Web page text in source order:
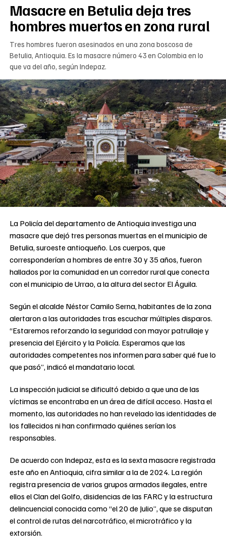
Masacre en Betulia deja tres
hombres muertos en zona rural
Tres hombres fueron asesinados en una zona boscosa de
Betulia, Antioquia. Es la masacre número 43 en Colombia en lo
que va del año, según Indepaz.
La Policía del departamento de Antioquia investiga una
masacre que dejó tres personas muertas en el municipio de
Betulia, suroeste antioqueño. Los cuerpos, que
corresponderían a hombres de entre 30 y 35 años, fueron
hallados por la comunidad en un corredor rural que conecta
con el municipio de Urrao, a la altura del sector El Águila.
Según el alcalde Néstor Camilo Serna, habitantes de la zona
alertaron a las autoridades tras escuchar múltiples disparos.
“Estaremos reforzando la seguridad con mayor patrullaje y
presencia del Ejército y la Policía. Esperamos que las
autoridades competentes nos informen para saber qué fue lo
que pasó”, indicó el mandatario local.
La inspección judicial se dificultó debido a que una de las
víctimas se encontraba en un área de difícil acceso. Hasta el
momento, las autoridades no han revelado las identidades de
los fallecidos ni han confirmado quiénes serían los
responsables.
De acuerdo con Indepaz, esta es la sexta masacre registrada
este año en Antioquia, cifra similar a la de 2024. La región
registra presencia de varios grupos armados ilegales, entre
ellos el Clan del Golfo, disidencias de las FARC y la estructura
delincuencial conocida como “el 20 de Julio”, que se disputan
el control de rutas del narcotráfico, el microtráfico y la
extorsión.